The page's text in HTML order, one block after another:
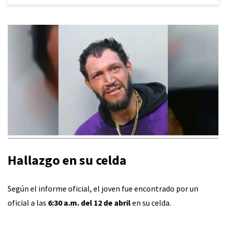
Hallazgo en su celda
Según el informe oficial, el joven fue encontrado por un
oficial a las 6:30 a.m. del 12 de abrilen su celda.